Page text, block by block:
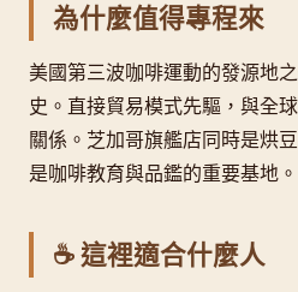
為什麼值得專程來
美國第三波咖啡運動的發源地
史。直接貿易模式先驅，與全
關係。芝加哥旗艦店同時是烘
是咖啡教育與品鑑的重要基地。
☕ 這裡適合什麼人